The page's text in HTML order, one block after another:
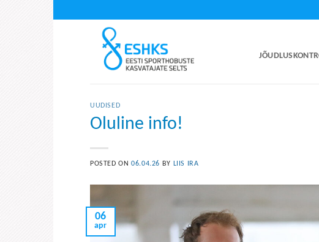
UUDISED
Oluline info!
POSTED ON06.04.26 BY LIIS IRA
06
apr